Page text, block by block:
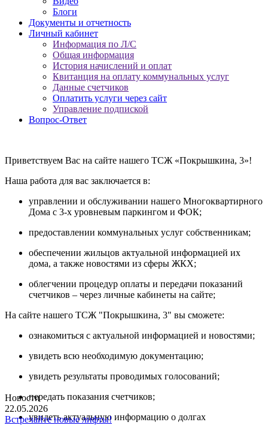
Блоги
Документы и отчетность
Личный кабинет
Информация по Л/С
Общая информация
История начислений и оплат
Квитанция на оплату коммунальных услуг
Данные счетчиков
Оплатить услуги через сайт
Управление подпиской
Вопрос-Ответ
Приветствуем Вас на сайте нашего ТСЖ «Покрышкина, 3»!
Наша работа для вас заключается в:
управлении и обслуживании нашего Многоквартирного
Дома с 3-х уровневым паркингом и ФОК;
предоставлении коммунальных услуг собственникам;
обеспечении жильцов актуальной информацией их
дома, а также новостями из сферы ЖКХ;
облегчении процедур оплаты и передачи показаний
счетчиков – через личные кабинеты на сайте;
На сайте нашего ТСЖ "Покрышкина, 3" вы сможете:
ознакомиться с актуальной информацией и новостями;
увидеть всю необходимую документацию;
увидеть результаты проводимых голосований;
передать показания счетчиков;
увидеть актуальную информацию о долгах
Новости
22.05.2026
Встречайте новые лифты!